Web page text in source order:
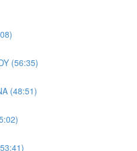
(56:35)
(48:51)